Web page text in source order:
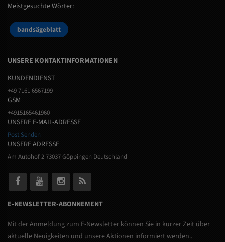
Meistgesuchte Wörter:
bandsägeblatt
UNSERE KONTAKTINFORMATIONEN
KUNDENDIENST
+49 7161 6567199
GSM
+4915165461960
UNSERE E-MAIL-ADRESSE
Post Senden
UNSERE ADRESSE
Am Autohof 2 73037 Göppingen Deutschland
E-NEWSLETTER-ABONNEMENT
Mit der Anmeldung zum E-Newsletter können Sie in kurzer Zeit über
aktuelle Neuigkeiten und unsere Aktionen informiert werden..